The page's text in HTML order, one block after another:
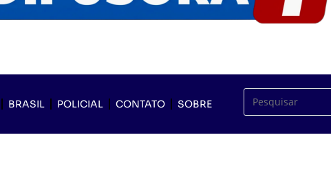
BRASIL POLICIAL CONTATO SOBRE